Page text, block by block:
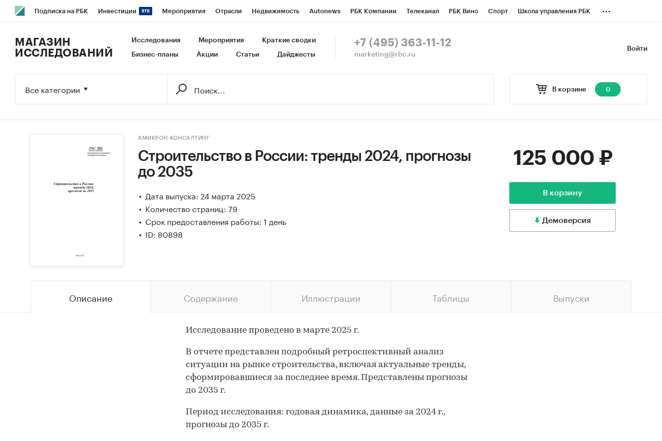
Подписка на РБК Инвестиции Мероприятия Отрасли Недвижимость Autonews РБК Компании Телеканал РБК Вино Спорт Школа управления РБК
Исследования Кредитные рейтинги Франшизы Газета Спецпроекты СПб Конференции СПб Спецпроекты
...
Войти
МАГАЗИН
ИССЛЕДОВАНИЙ
Исследования Мероприятия Краткие сводки
Бизнес-планы Акции Статьи Дайджесты
+7 (495) 363-11-12
marketing@rbc.ru
В корзине 0
Все категории
АМИКРОН-КОНСАЛТИНГ
Строительство в России: тренды 2024, прогнозы
до 2035
Дата выпуска: 24 марта 2025
Количество страниц: 79
Срок предоставления работы: 1 день
ID: 80898
125 000 ₽
В корзину
Демоверсия
Описание Содержание Иллюстрации Таблицы Выпуски
Исследование проведено в марте 2025 г.
В отчете представлен подробный ретроспективный анализ
ситуации на рынке строительства, включая актуальные тренды,
сформировавшиеся за последнее время. Представлены прогнозы
до 2035 г.
Период исследования: годовая динамика, данные за 2024 г.,
прогнозы до 2035 г.